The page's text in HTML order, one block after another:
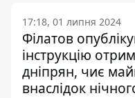
17:18, 01 липня 2024
Філатов
інструкцію
дніпрян, чиє
внаслідок